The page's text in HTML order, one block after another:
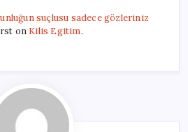
suçlusu sadece gözleriniz
on Kilis Egitim.